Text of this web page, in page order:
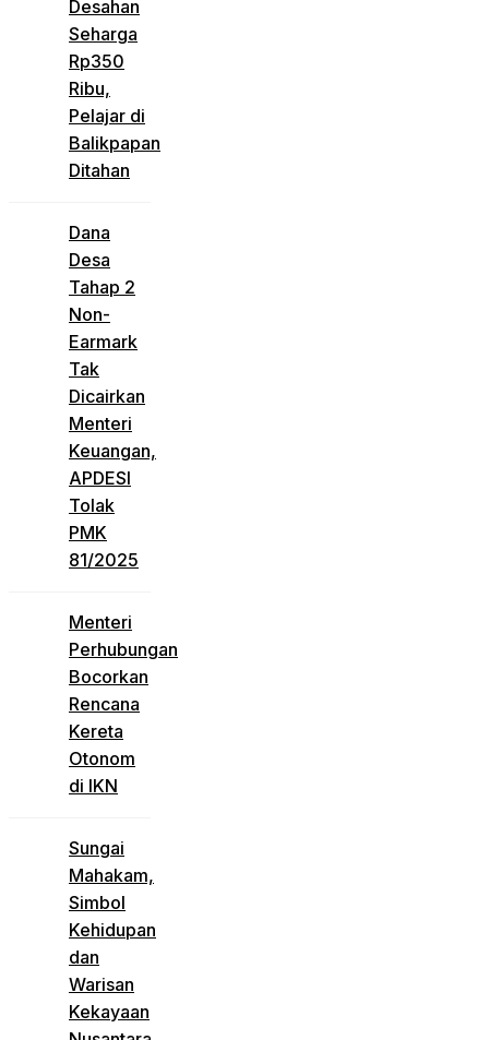
Desahan
Seharga
Rp350
Ribu,
Pelajar di
Balikpapan
Ditahan
Dana
Desa
Tahap 2
Non-
Earmark
Tak
Dicairkan
Menteri
Keuangan,
APDESI
Tolak
PMK
81/2025
Menteri
Perhubungan
Bocorkan
Rencana
Kereta
Otonom
di IKN
Sungai
Mahakam,
Simbol
Kehidupan
dan
Warisan
Kekayaan